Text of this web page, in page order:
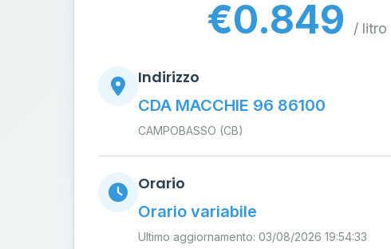
€0.849 / litro
Indirizzo
CDA MACCHIE 96 86100
CAMPOBASSO (CB)
Orario
Orario variabile
Ultimo aggiornamento: 03/08/2026 19:54:33